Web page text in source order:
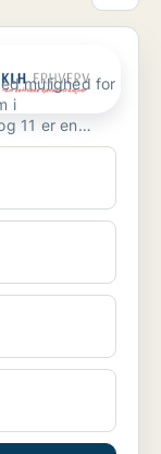
mulighed for
11 er en